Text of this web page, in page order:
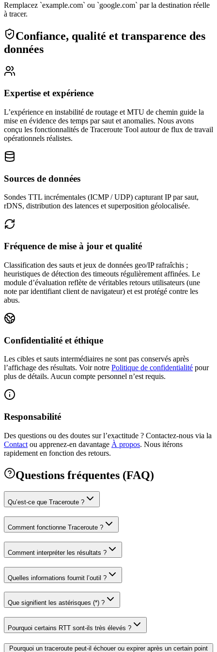
Remplacez `example.com` ou `google.com` par la destination réelle
à tracer.
Confiance, qualité et transparence des
données
Expertise et expérience
L’expérience en instabilité de routage et MTU de chemin guide la
mise en évidence des temps par saut et anomalies. Nous avons
conçu les fonctionnalités de Traceroute Tool autour de flux de travail
opérationnels réalistes.
Sources de données
Sondes TTL incrémentales (ICMP / UDP) capturant IP par saut,
rDNS, distribution des latences et superposition géolocalisée.
Fréquence de mise à jour et qualité
Classification des sauts et jeux de données geo/IP rafraîchis ;
heuristiques de détection des timeouts régulièrement affinées. Le
module d’évaluation reflète de véritables retours utilisateurs (une
note par identifiant client de navigateur) et est protégé contre les
abus.
Confidentialité et éthique
Les cibles et sauts intermédiaires ne sont pas conservés après
l’affichage des résultats. Voir notre Politique de confidentialité pour
plus de détails. Aucun compte personnel n’est requis.
Responsabilité
Des questions ou des doutes sur l’exactitude ? Contactez‑nous via la
Contact ou apprenez‑en davantage À propos. Nous itérons
rapidement en fonction des retours.
Questions fréquentes (FAQ)
Qu’est‑ce que Traceroute ?
Comment fonctionne Traceroute ?
Comment interpréter les résultats ?
Quelles informations fournit l’outil ?
Que signifient les astérisques (*) ?
Pourquoi certains RTT sont‑ils très élevés ?
Pourquoi un traceroute peut‑il échouer ou expirer après un certain point